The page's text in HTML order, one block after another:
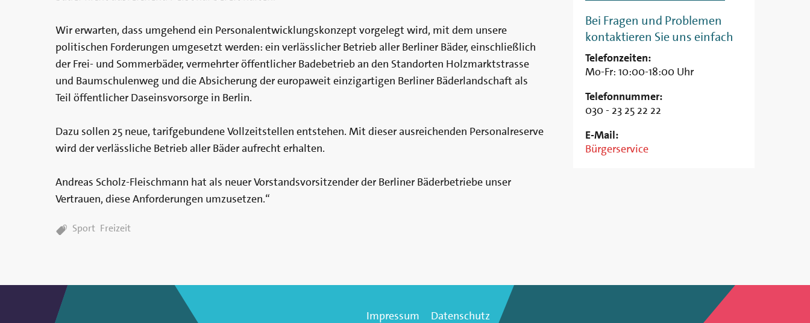
Wir erwarten, dass umgehend ein Personalentwicklungskonzept vorgelegt wird, mit dem unsere
politischen Forderungen umgesetzt werden: ein verlässlicher Betrieb aller Berliner Bäder, einschließlich
der Frei- und Sommerbäder, vermehrter öffentlicher Badebetrieb an den Standorten Holzmarktstrasse
und Baumschulenweg und die Absicherung der europaweit einzigartigen Berliner Bäderlandschaft als
Teil öffentlicher Daseinsvorsorge in Berlin.
Dazu sollen 25 neue, tarifgebundene Vollzeitstellen entstehen. Mit dieser ausreichenden Personalreserve
wird der verlässliche Betrieb aller Bäder aufrecht erhalten.
Andreas Scholz-Fleischmann hat als neuer Vorstandsvorsitzender der Berliner Bäderbetriebe unser
Vertrauen, diese Anforderungen umzusetzen.“
TAGS:
Sport Freizeit
Bei Fragen und Problemen
kontaktieren Sie uns einfach
Telefonzeiten:
Mo-Fr: 10:00-18:00 Uhr
Telefonnummer:
030 - 23 25 22 22
E-Mail:
Bürgerservice
Impressum Datenschutz